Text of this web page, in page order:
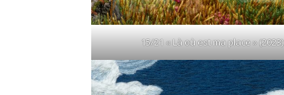
15/21 « Là où est ma place » (2023)